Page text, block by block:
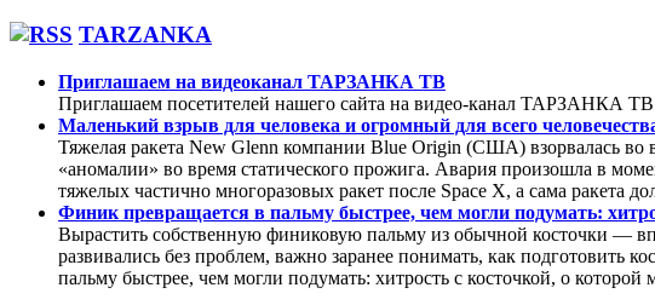
TARZANKA
Приглашаем на видеоканал ТАРЗАНКА ТВ
Приглашаем посетителей нашего сайта на видео-канал ТАРЗАНКА
Маленький взрыв для человека и огромный для всего
Тяжелая ракета New Glenn компании Blue Origin (США) взорвалась
«аномалии» во время статического прожига. Авария произошла в
тяжелых частично многоразовых ракет после Space X, а сама ракета
Финик превращается в пальму быстрее, чем могли подумать:
Вырастить собственную финиковую пальму из обычной косточки —
развивались без проблем, важно заранее понимать, как подготовить
пальму быстрее, чем могли подумать: хитрость с косточкой, о